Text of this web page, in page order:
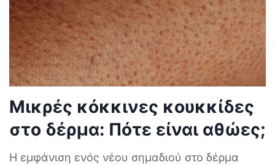
Μικρές κόκκινες κουκκίδες
στο δέρμα: Πότε είναι αθώες;
Η εμφάνιση ενός νέου σημαδιού στο δέρμα